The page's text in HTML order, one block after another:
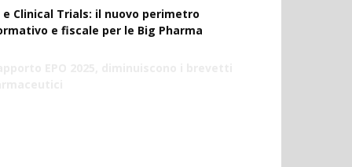
e Clinical Trials: il nuovo perimetro
e fiscale per le Big Pharma